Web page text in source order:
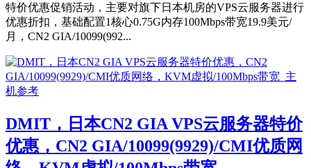
特价优惠促销活动，主要对旗下日本机房的VPS云服务器进行
优惠折扣，基础配置1核心0.75G内存100Mbps带宽19.9美元/
月，CN2 GIA/10099(992...
DMIT，日本CN2 GIA VPS云服务器特价
优惠，CN2 GIA/10099(9929)/CMI优质网